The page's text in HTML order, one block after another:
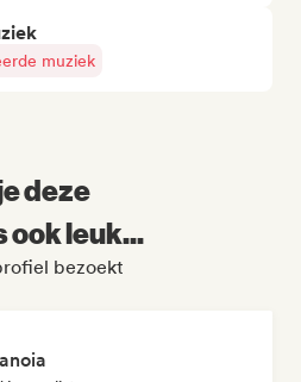
muziek
deze
leuk...
bezoekt